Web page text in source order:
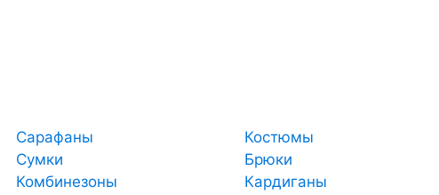
Сарафаны Костюмы
Сумки
Брюки
Комбинезоны Кардиганы